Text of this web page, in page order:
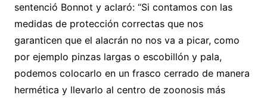
sentenció Bonnot y aclaró: “Si contamos con las
medidas de protección correctas que nos
garanticen que el alacrán no nos va a picar, como
por ejemplo pinzas largas o escobillón y pala,
podemos colocarlo en un frasco cerrado de manera
hermética y llevarlo al centro de zoonosis más